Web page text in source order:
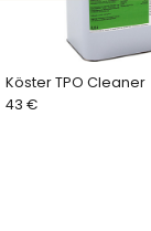
Köster TPO Cleaner
43 €